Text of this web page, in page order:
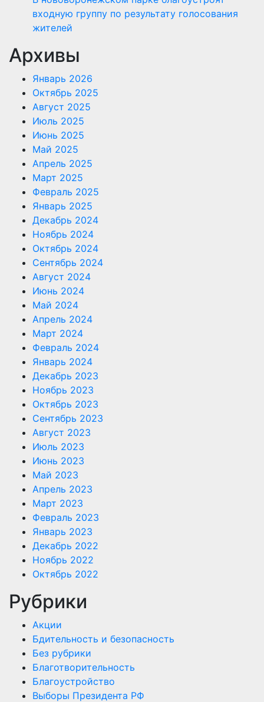
входную группу по результату голосования
жителей
Архивы
Январь 2026
Октябрь 2025
Август 2025
Июль 2025
Июнь 2025
Май 2025
Апрель 2025
Март 2025
Февраль 2025
Январь 2025
Декабрь 2024
Ноябрь 2024
Октябрь 2024
Сентябрь 2024
Август 2024
Июнь 2024
Май 2024
Апрель 2024
Март 2024
Февраль 2024
Январь 2024
Декабрь 2023
Ноябрь 2023
Октябрь 2023
Сентябрь 2023
Август 2023
Июль 2023
Июнь 2023
Май 2023
Апрель 2023
Март 2023
Февраль 2023
Январь 2023
Декабрь 2022
Ноябрь 2022
Октябрь 2022
Рубрики
Акции
Бдительность и безопасность
Без рубрики
Благотворительность
Благоустройство
Выборы Президента РФ